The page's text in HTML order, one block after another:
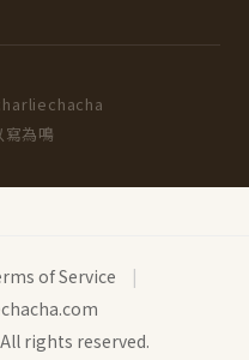
為鳴
of Service
|
rights reserved.